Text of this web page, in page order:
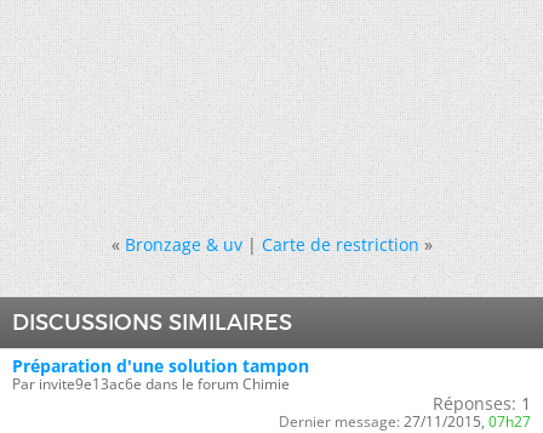
« Bronzage & uv|Carte de restriction »
DISCUSSIONS SIMILAIRES
Préparation d'une solution tampon
Par invite9e13ac6e dans le forum Chimie
Réponses: 1
Dernier message: 27/11/2015, 07h27